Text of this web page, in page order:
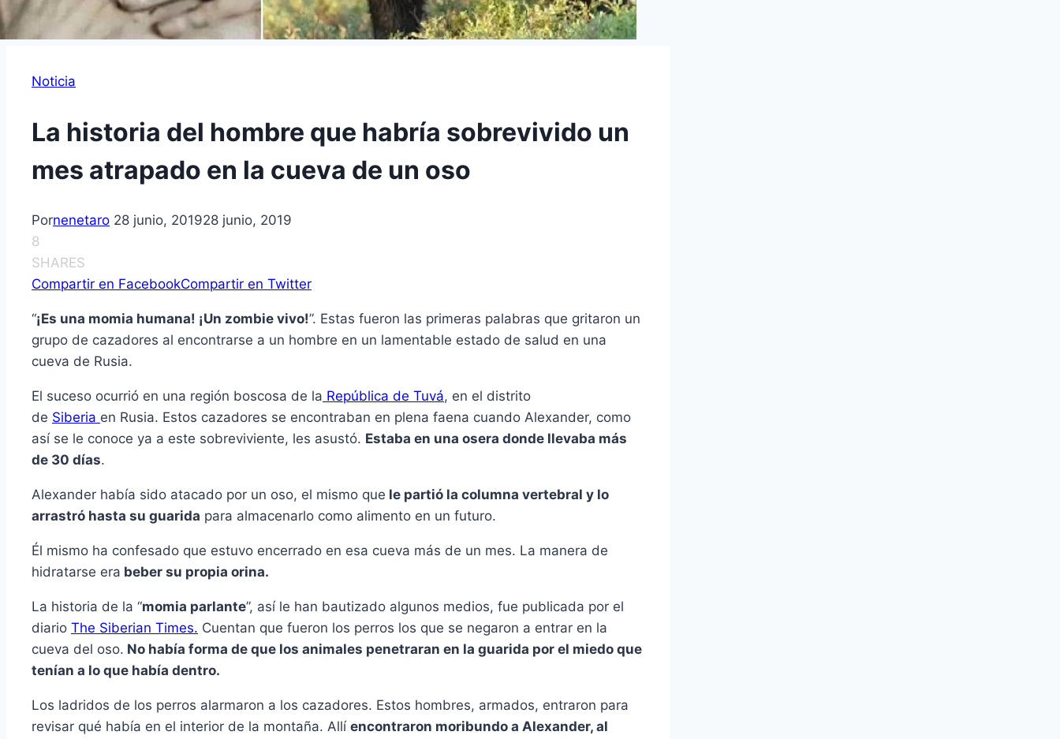
Noticia
La historia del hombre que habría sobrevivido un
mes atrapado en la cueva de un oso
Pornenetaro 28 junio, 201928 junio, 2019
8
SHARES
Compartir en FacebookCompartir en Twitter
“¡Es una momia humana! ¡Un zombie vivo!”. Estas fueron las primeras palabras que gritaron un
grupo de cazadores al encontrarse a un hombre en un lamentable estado de salud en una
cueva de Rusia.
El suceso ocurrió en una región boscosa de la República de Tuvá, en el distrito
de Siberia en Rusia. Estos cazadores se encontraban en plena faena cuando Alexander, como
así se le conoce ya a este sobreviviente, les asustó. Estaba en una osera donde llevaba más
de 30 días.
Alexander había sido atacado por un oso, el mismo que le partió la columna vertebral y lo
arrastró hasta su guarida para almacenarlo como alimento en un futuro.
Él mismo ha confesado que estuvo encerrado en esa cueva más de un mes. La manera de
hidratarse era beber su propia orina.
La historia de la “momia parlante”, así le han bautizado algunos medios, fue publicada por el
diario The Siberian Times. Cuentan que fueron los perros los que se negaron a entrar en la
cueva del oso. No había forma de que los animales penetraran en la guarida por el miedo que
tenían a lo que había dentro.
Los ladridos de los perros alarmaron a los cazadores. Estos hombres, armados, entraron para
revisar qué había en el interior de la montaña. Allí encontraron moribundo a Alexander, al